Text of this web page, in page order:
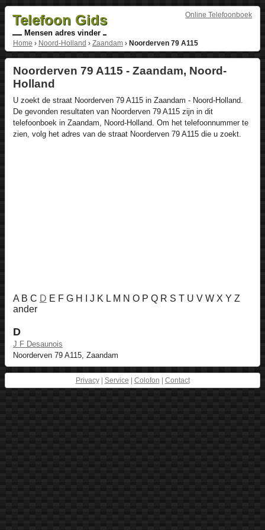
Online Telefoonboek
Telefoon Gids
Mensen adres vinder
Home › Noord-Holland › Zaandam› Noorderven 79 A115
Noorderven 79 A115 - Zaandam, Noord-
Holland
U zoekt de straat Noorderven 79 A115 in Zaandam - Noord-Holland.
De gevonden resultaten van Noorderven 79 A115 zijn in dit
telefoonboek in Zaandam, Noord-Holland. Om het telefoonnummer te
zien, volg het adres van de straat Noorderven 79 A115 die u zoekt.
A B C D E F G H I J K L M N O P Q R S T U V W X Y Z
ander
D
J F Desaunois
Noorderven 79 A115, Zaandam
Privacy| Service Colofon Contact